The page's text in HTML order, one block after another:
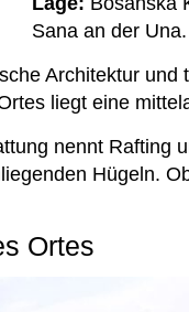
Sana an der Una.
Architektur und
liegt eine
nennt Rafting
Hügeln.
Ortes